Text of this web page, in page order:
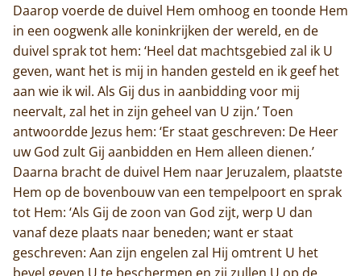
Daarop voerde de duivel Hem omhoog en toonde Hem
in een oogwenk alle koninkrijken der wereld, en de
duivel sprak tot hem: ‘Heel dat machtsgebied zal ik U
geven, want het is mij in handen gesteld en ik geef het
aan wie ik wil. Als Gij dus in aanbidding voor mij
neervalt, zal het in zijn geheel van U zijn.’ Toen
antwoordde Jezus hem: ‘Er staat geschreven: De Heer
uw God zult Gij aanbidden en Hem alleen dienen.’
Daarna bracht de duivel Hem naar Jeruzalem, plaatste
Hem op de bovenbouw van een tempelpoort en sprak
tot Hem: ‘Als Gij de zoon van God zijt, werp U dan
vanaf deze plaats naar beneden; want er staat
geschreven: Aan zijn engelen zal Hij omtrent U het